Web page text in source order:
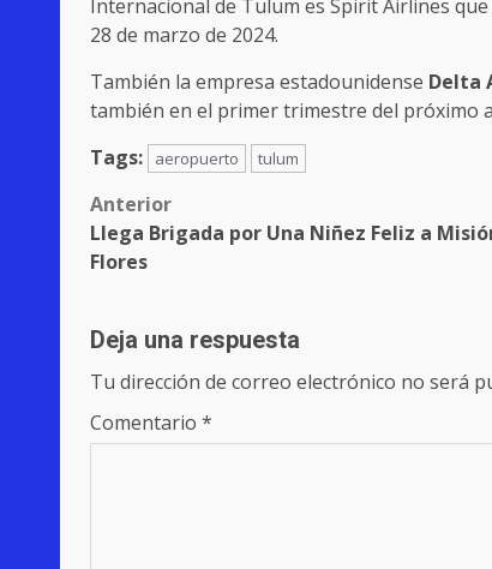
Internacional de Tulum es Spirit Airlines
28 de marzo de 2024.
También la empresa estadounidense Delta
también en el primer trimestre del próximo
Tags:
aeropuerto tulum
Post
navigation
Anterior
Llega Brigada por Una Niñez Feliz a
Flores
Deja una respuesta
Tu dirección de correo electrónico no será
Comentario *